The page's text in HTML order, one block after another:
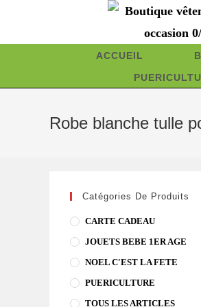
content
ACCUEIL
Robe blanche tulle
Catégories De Produits
CARTE CADEAU
JOUETS BEBE 1ER AGE
NOEL C'EST LA FETE
PUERICULTURE
TOUS LES ARTICLES